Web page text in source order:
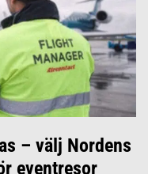
– välj Nordens
eventresor